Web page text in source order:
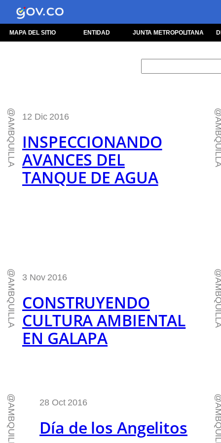
MAPA DEL SITIO ENTIDAD JUNTA METROPOLITANA
@AMBQUILLA 12 Dic 2016
INSPECCIONANDO
AVANCES DEL
TANQUE DE AGUA
@AMBQUILLA
@AMBQUILLA 3 Nov 2016
CONSTRUYENDO
CULTURA AMBIENTAL
EN GALAPA
@AMBQUILLA
@AMBQUILLA 28 Oct 2016
Día de los Angelitos @AMBQUILLA